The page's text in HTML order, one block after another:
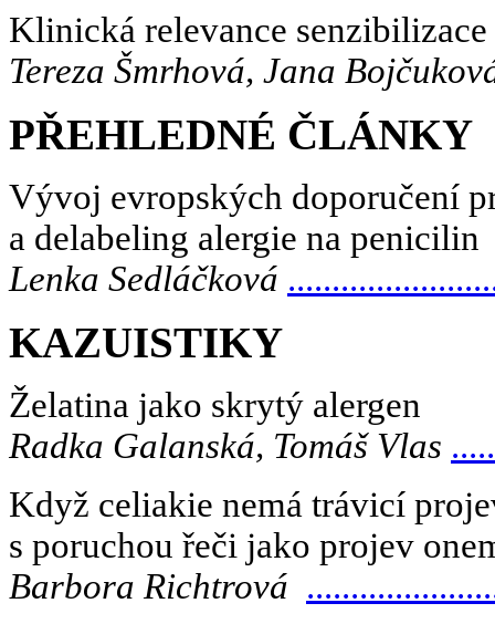
Klinická relevance
Tereza Šmrhová, Jana
PŘEHLEDNÉ ČLÁNKY
Vývoj evropských doporučení
a delabeling alergie na penicilin
Lenka Sedláčková
KAZUISTIKY
Želatina jako skrytý alergen
Radka Galanská, Tomáš Vlas
Když celiakie nemá trávicí
s poruchou řeči jako projev
Barbora Richtrová